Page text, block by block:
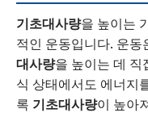
기초대사량을 높이는
적인 운동입니다. 운
대사량을 높이는 데 직
식 상태에서도 에너지
록 기초대사량이 높아